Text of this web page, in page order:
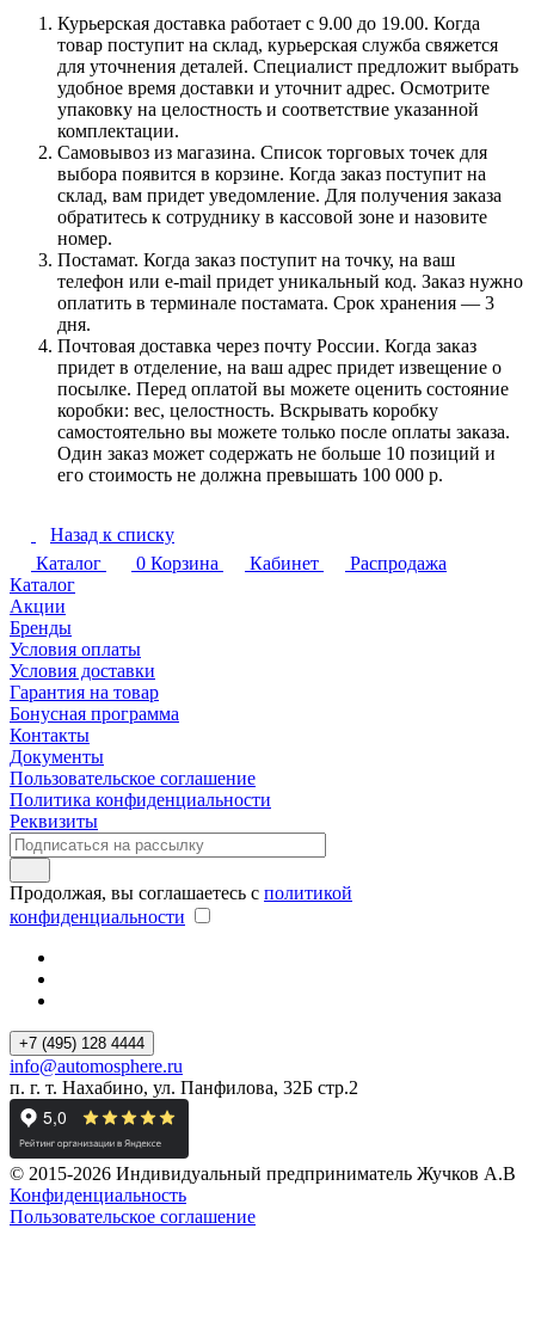
Курьерская доставка работает с 9.00 до 19.00. Когда
товар поступит на склад, курьерская служба свяжется
для уточнения деталей. Специалист предложит выбрать
удобное время доставки и уточнит адрес. Осмотрите
упаковку на целостность и соответствие указанной
комплектации.
Самовывоз из магазина. Список торговых точек для
выбора появится в корзине. Когда заказ поступит на
склад, вам придет уведомление. Для получения заказа
обратитесь к сотруднику в кассовой зоне и назовите
номер.
Постамат. Когда заказ поступит на точку, на ваш
телефон или e-mail придет уникальный код. Заказ нужно
оплатить в терминале постамата. Срок хранения — 3
дня.
Почтовая доставка через почту России. Когда заказ
придет в отделение, на ваш адрес придет извещение о
посылке. Перед оплатой вы можете оценить состояние
коробки: вес, целостность. Вскрывать коробку
самостоятельно вы можете только после оплаты заказа.
Один заказ может содержать не больше 10 позиций и
его стоимость не должна превышать 100 000 р.
Назад к списку
Каталог
0 Корзина Кабинет
Распродажа
Каталог
Акции
Бренды
Условия оплаты
Условия доставки
Гарантия на товар
Бонусная программа
Контакты
Документы
Пользовательское соглашение
Политика конфиденциальности
Реквизиты
Продолжая, вы соглашаетесь с политикой
конфиденциальности
+7 (495) 128 4444
info@automosphere.ru
п. г. т. Нахабино, ул. Панфилова, 32Б стр.2
© 2015-2026 Индивидуальный предприниматель Жучков А.В
Конфиденциальность
Пользовательское соглашение